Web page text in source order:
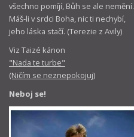
všechno pomíjí, Bůh se ale nemění.
Máš-li v srdci Boha, nic ti nechybí,
jeho láska stačí. (Terezie z Avily)
Viz Taizé kánon
"Nada te turbe"
(Ničím se neznepokojuj)
Neboj se!